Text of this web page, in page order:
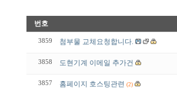
번호
3859 첨부물 교체요청합니다.
3858 도현기계 이메일 추가건
3857 홈페이지 호스팅관련 (2)